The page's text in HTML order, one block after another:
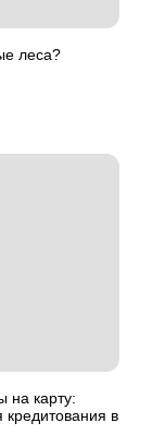
леса?
на карту:
в